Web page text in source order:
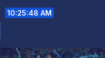
10:25:49 AM